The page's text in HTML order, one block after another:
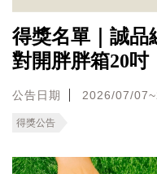
得獎名單｜誠品
對開胖胖箱20吋
公告日期 2026/07/
得獎公告